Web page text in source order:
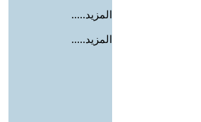
المزيد.....
المزيد.....